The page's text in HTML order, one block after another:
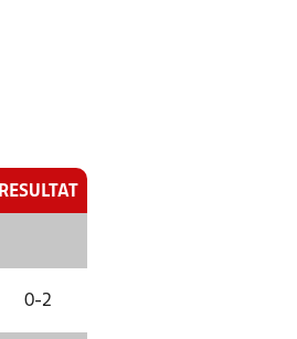
RESULTAT
0-2